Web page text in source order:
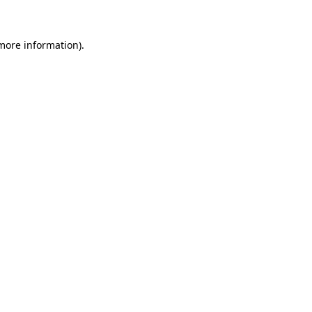
information).